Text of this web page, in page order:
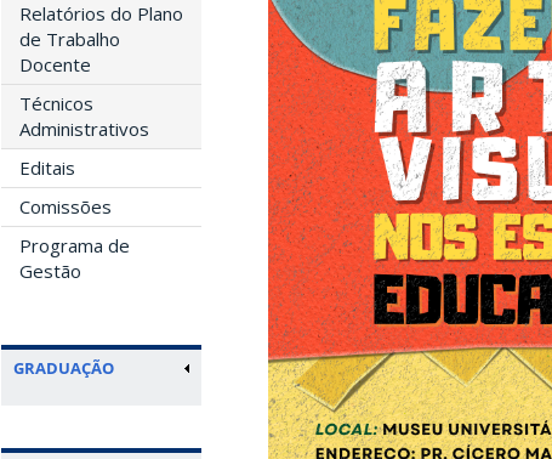
Relatórios do Plano
de Trabalho
Docente
Técnicos
Administrativos
Editais
Comissões
Programa de
Gestão
GRADUAÇÃO